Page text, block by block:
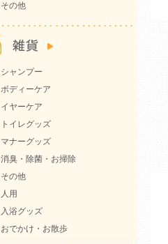
その他
シャンプー
ボディーケア
イヤーケア
トイレグッズ
マナーグッズ
消臭・除菌・お掃除
その他
人用
入浴グッズ
おでかけ・お散歩